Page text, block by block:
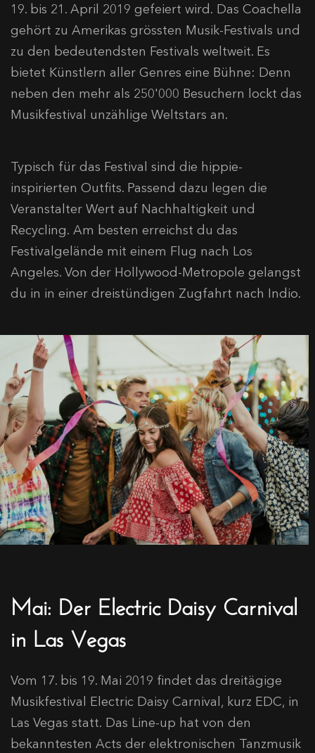
19. bis 21. April 2019 gefeiert wird. Das Coachella
gehört zu Amerikas grössten Musik-Festivals und
zu den bedeutendsten Festivals weltweit. Es
bietet Künstlern aller Genres eine Bühne: Denn
neben den mehr als 250'000 Besuchern lockt das
Musikfestival unzählige Weltstars an.
Typisch für das Festival sind die hippie-
inspirierten Outfits. Passend dazu legen die
Veranstalter Wert auf Nachhaltigkeit und
Recycling. Am besten erreichst du das
Festivalgelände mit einem Flug nach Los
Angeles. Von der Hollywood-Metropole gelangst
du in in einer dreistündigen Zugfahrt nach Indio.
Mai: Der Electric Daisy Carnival
in Las Vegas
Vom 17. bis 19. Mai 2019 findet das dreitägige
Musikfestival Electric Daisy Carnival, kurz EDC, in
Las Vegas statt. Das Line-up hat von den
bekanntesten Acts der elektronischen Tanzmusik